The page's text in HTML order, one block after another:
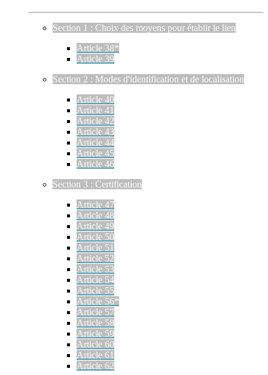
Section 1 : Choix des moyens pour établir le lien
Article 38*
Article 39
Section 2 : Modes d'identification et de localisation
Article 40
Article 41
Article 42
Article 43
Article 44
Article 45
Article 46
Section 3 : Certification
Article 47
Article 48
Article 49
Article 50
Article 51
Article 52
Article 53
Article 54
Article 55
Article 56*
Article 57
Article 58
Article 59
Article 60
Article 61
Article 62